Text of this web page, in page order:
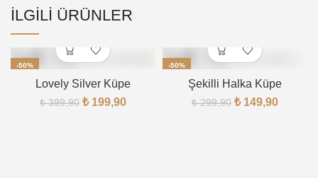
İLGILI ÜRÜNLER
-50%
TÜKENDILovely Silver Küpe
₺399,90 ₺199,90
-50%
Şekilli Halka Küpe
₺299,90 ₺149,90